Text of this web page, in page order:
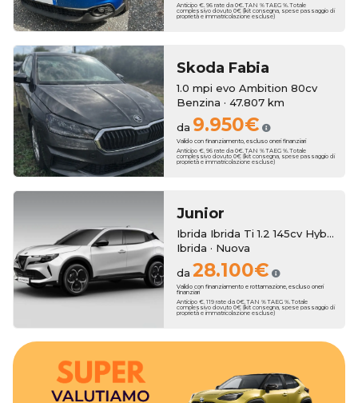
Anticipo €. 96 rate da 0€. TAN % TAEG %. Totale
complessivo dovuto 0€ (kit consegna, spese passaggio di
proprietà e immatricolazione escluse)
Skoda Fabia
1.0 mpi evo Ambition 80cv
Benzina · 47.807 km
da 9.950€
Valido con finanziamento, escluso oneri finanziari
Anticipo €. 96 rate da 0€. TAN % TAEG %. Totale
complessivo dovuto 0€ (kit consegna, spese passaggio di
proprietà e immatricolazione escluse)
Junior
Ibrida Ibrida Ti 1.2 145cv Hybrid Edct6
Ibrida · Nuova
da 28.100€
Valido con finanziamento e rottamazione, escluso oneri
finanziari
Anticipo €. 119 rate da 0€. TAN % TAEG %. Totale
complessivo dovuto 0€ (kit consegna, spese passaggio di
proprietà e immatricolazione escluse)
3250€. Hai un usato da rottamare? Erreti Auto ha pensato a dei
bonus anche sull'usato che vale zero!